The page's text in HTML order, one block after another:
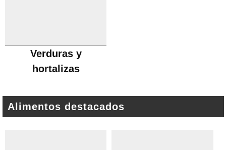
Verduras y
hortalizas
Alimentos destacados